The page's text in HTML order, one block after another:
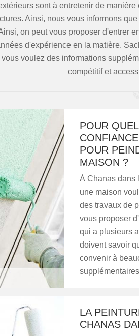
sont à entretenir de
Ainsi, nous vous informons
on peut vous proposer d'entrer
d'expérience en la matière.
voulez des informations
compétitif et
POUR
POUR
MAISON ?
À Chanas dans
une maison
des travaux de
vous proposer
qui a plusieurs
doivent savoir
convenir à
LA
CHANAS